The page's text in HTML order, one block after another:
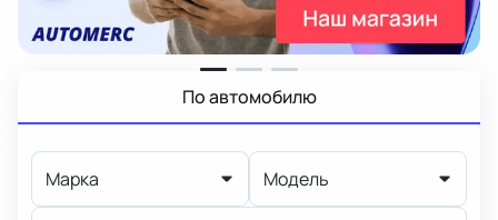
По автомобилю
Марка Модель